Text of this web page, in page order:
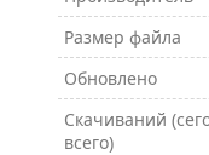
Размер файла
Обновлено
Скачиваний
всего)